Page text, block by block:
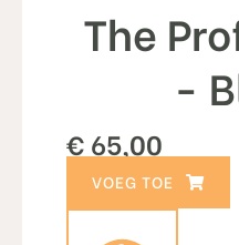
The
-
€ 65,00